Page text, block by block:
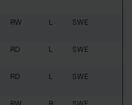
RW L SWE
RD L SWE
RD L SWE